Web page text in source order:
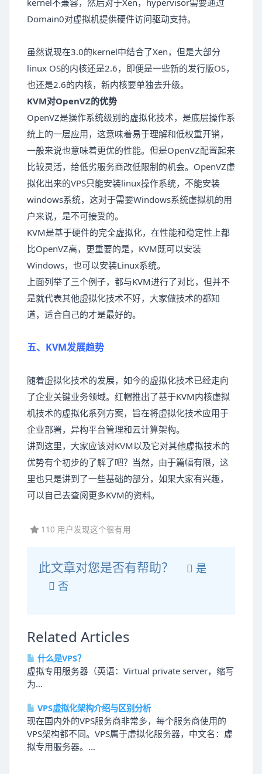
kernel不兼容，然后对于Xen，hypervisor需要通过
Domain0对虚拟机提供硬件访问驱动支持。
虽然说现在3.0的kernel中结合了Xen，但是大部分
linux OS的内核还是2.6，即便是一些新的发行版OS，
也还是2.6的内核，新内核要单独去升级。
KVM对OpenVZ的优势
OpenVZ是操作系统级别的虚拟化技术，是底层操作系
统上的一层应用，这意味着易于理解和低权重开销，
一般来说也意味着更优的性能。但是OpenVZ配置起来
比较灵活，给低劣服务商改低限制的机会。OpenVZ虚
拟化出来的VPS只能安装linux操作系统，不能安装
windows系统，这对于需要Windows系统虚拟机的用
户来说，是不可接受的。
KVM是基于硬件的完全虚拟化，在性能和稳定性上都
比OpenVZ高，更重要的是，KVM既可以安装
Windows，也可以安装Linux系统。
上面列举了三个例子，都与KVM进行了对比，但并不
是就代表其他虚拟化技术不好，大家做技术的都知
道，适合自己的才是最好的。
五、KVM发展趋势
随着虚拟化技术的发展，如今的虚拟化技术已经走向
了企业关键业务领域。红帽推出了基于KVM内核虚拟
机技术的虚拟化系列方案，旨在将虚拟化技术应用于
企业部署，异构平台管理和云计算架构。
讲到这里，大家应该对KVM以及它对其他虚拟技术的
优势有个初步的了解了吧？当然，由于篇幅有限，这
里也只是讲到了一些基础的部分，如果大家有兴趣，
可以自己去查阅更多KVM的资料。
110 用户发现这个很有用
此文章对您是否有帮助？
是
否
Related Articles
什么是VPS？
虚拟专用服务器（英语：Virtual private server，缩写
为...
VPS虚拟化架构介绍与区别分析
现在国内外的VPS服务商非常多，每个服务商使用的
VPS架构都不同。VPS属于虚拟化服务器，中文名：虚
拟专用服务器。...